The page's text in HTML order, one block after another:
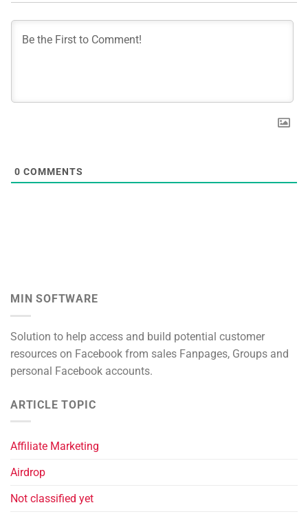
0 COMMENTS
MIN SOFTWARE
Solution to help access and build potential customer
resources on Facebook from sales Fanpages, Groups and
personal Facebook accounts.
ARTICLE TOPIC
Affiliate Marketing
Airdrop
Not classified yet